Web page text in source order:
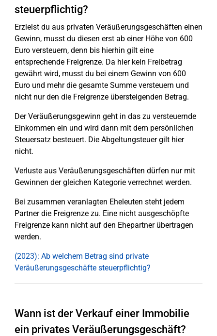
steuerpflichtig?
Erzielst du aus privaten Veräußerungsgeschäften einen
Gewinn, musst du diesen erst ab einer Höhe von 600
Euro versteuern, denn bis hierhin gilt eine
entsprechende Freigrenze. Da hier kein Freibetrag
gewährt wird, musst du bei einem Gewinn von 600
Euro und mehr die gesamte Summe versteuern und
nicht nur den die Freigrenze übersteigenden Betrag.
Der Veräußerungsgewinn geht in das zu versteuernde
Einkommen ein und wird dann mit dem persönlichen
Steuersatz besteuert. Die Abgeltungsteuer gilt hier
nicht.
Verluste aus Veräußerungsgeschäften dürfen nur mit
Gewinnen der gleichen Kategorie verrechnet werden.
Bei zusammen veranlagten Eheleuten steht jedem
Partner die Freigrenze zu. Eine nicht ausgeschöpfte
Freigrenze kann nicht auf den Ehepartner übertragen
werden.
(2023): Ab welchem Betrag sind private
Veräußerungsgeschäfte steuerpflichtig?
Wann ist der Verkauf einer Immobilie
ein privates Veräußerungsgeschäft?